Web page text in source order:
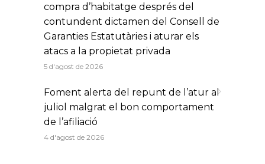
compra d’habitatge després del
contundent dictamen del Consell de
Garanties Estatutàries i aturar els
atacs a la propietat privada
5 d'agost de 2026
Foment alerta del repunt de l’atur al
juliol malgrat el bon comportament
de l’afiliació
4 d'agost de 2026